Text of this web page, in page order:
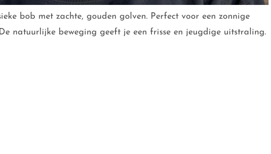
bob met zachte, gouden golven. Perfect voor een zonnige
natuurlijke beweging geeft je een frisse en jeugdige uitstraling.